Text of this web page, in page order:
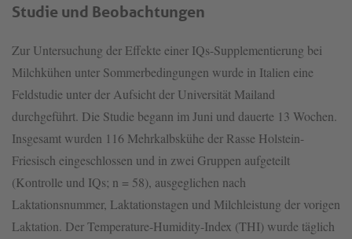
Studie und Beobachtungen
Zur Untersuchung der Effekte einer IQs-Supplementierung bei
Milchkühen unter Sommerbedingungen wurde in Italien eine
Feldstudie unter der Aufsicht der Universität Mailand
durchgeführt. Die Studie begann im Juni und dauerte 13 Wochen.
Insgesamt wurden 116 Mehrkalbskühe der Rasse Holstein-
Friesisch eingeschlossen und in zwei Gruppen aufgeteilt
(Kontrolle und IQs; n = 58), ausgeglichen nach
Laktationsnummer, Laktationstagen und Milchleistung der vorigen
Laktation. Der Temperature-Humidity-Index (THI) wurde täglich